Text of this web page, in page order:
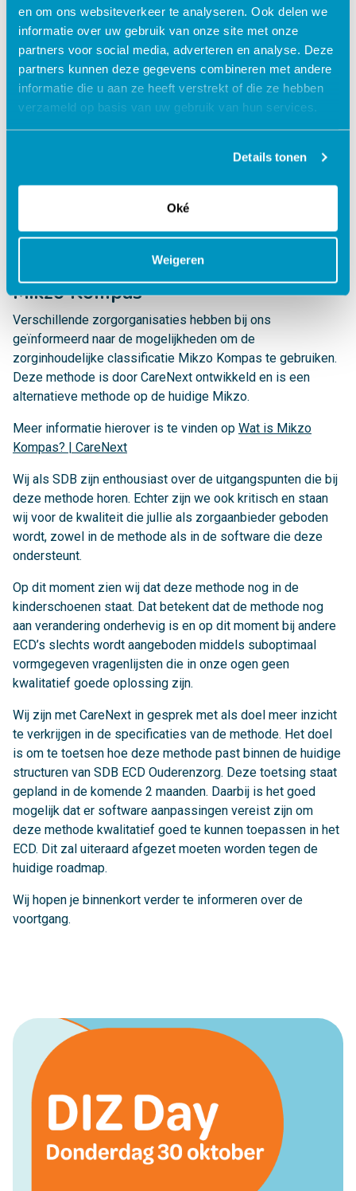
en om ons websiteverkeer te analyseren. Ook delen we
informatie over uw gebruik van onze site met onze
partners voor social media, adverteren en analyse. Deze
partners kunnen deze gegevens combineren met andere
informatie die u aan ze heeft verstrekt of die ze hebben
verzameld op basis van uw gebruik van hun services.
Details tonen
Oké
Weigeren
Mikzo Kompas
Verschillende zorgorganisaties hebben bij ons
geïnformeerd naar de mogelijkheden om de
zorginhoudelijke classificatie Mikzo Kompas te gebruiken.
Deze methode is door CareNext ontwikkeld en is een
alternatieve methode op de huidige Mikzo.
Meer informatie hierover is te vinden op Wat is Mikzo
Kompas? | CareNext
Wij als SDB zijn enthousiast over de uitgangspunten die bij
deze methode horen. Echter zijn we ook kritisch en staan
wij voor de kwaliteit die jullie als zorgaanbieder geboden
wordt, zowel in de methode als in de software die deze
ondersteunt.
Op dit moment zien wij dat deze methode nog in de
kinderschoenen staat. Dat betekent dat de methode nog
aan verandering onderhevig is en op dit moment bij andere
ECD’s slechts wordt aangeboden middels suboptimaal
vormgegeven vragenlijsten die in onze ogen geen
kwalitatief goede oplossing zijn.
Wij zijn met CareNext in gesprek met als doel meer inzicht
te verkrijgen in de specificaties van de methode. Het doel
is om te toetsen hoe deze methode past binnen de huidige
structuren van SDB ECD Ouderenzorg. Deze toetsing staat
gepland in de komende 2 maanden. Daarbij is het goed
mogelijk dat er software aanpassingen vereist zijn om
deze methode kwalitatief goed te kunnen toepassen in het
ECD. Dit zal uiteraard afgezet moeten worden tegen de
huidige roadmap.
Wij hopen je binnenkort verder te informeren over de
voortgang.